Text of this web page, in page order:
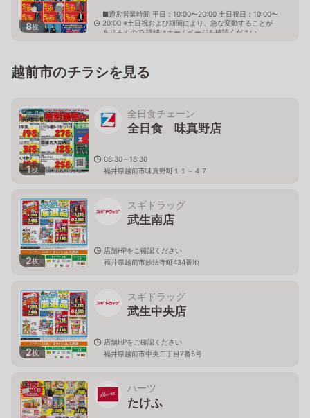
8枚
■通常営業時間 平日：10:00〜20:00 土日祝日：10:00〜
20:00 ※土日祝および期間により、急な変動することが
ありますので 詳細はホームページを確認ください
越前市のチラシを見る
1枚
全日食チェーン
全日食 味真野店
08:30～18:30
福井県越前市味真野町１１－４７
2枚
スギドラッグ
武生南店
店舗HPをご確認ください
福井県越前市妙法寺町434番地
2枚
スギドラッグ
武生中央店
店舗HPをご確認ください
福井県越前市中央二丁目7番5号
ハーツ
たけふ